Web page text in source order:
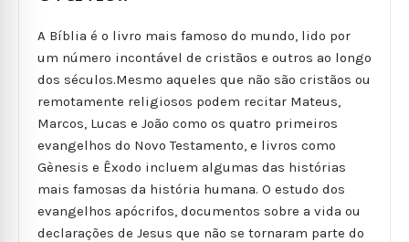
A Bíblia é o livro mais famoso do mundo, lido por
um número incontável de cristãos e outros ao longo
dos séculos.Mesmo aqueles que não são cristãos ou
remotamente religiosos podem recitar Mateus,
Marcos, Lucas e João como os quatro primeiros
evangelhos do Novo Testamento, e livros como
Gènesis e Êxodo incluem algumas das histórias
mais famosas da história humana. O estudo dos
evangelhos apócrifos, documentos sobre a vida ou
declarações de Jesus que não se tornaram parte do